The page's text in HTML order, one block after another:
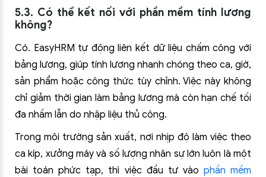
5.3. Có thể kết nối với phần mềm tính lương
không?
Có. EasyHRM tự động liên kết dữ liệu chấm công với
bảng lương, giúp tính lương nhanh chóng theo ca, giờ,
sản phẩm hoặc công thức tùy chỉnh. Việc này không
chỉ giảm thời gian làm bảng lương mà còn hạn chế tối
đa nhầm lẫn do nhập liệu thủ công.
Trong môi trường sản xuất, nơi nhịp độ làm việc theo
ca kíp, xưởng máy và số lượng nhân sự lớn luôn là một
bài toán phức tạp, thì việc đầu tư vào phần mềm